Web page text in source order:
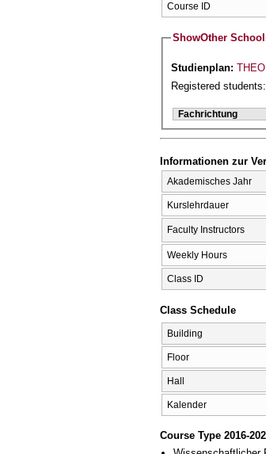
Course ID
ShowOther
Studienplan:
Registered
Fachrichtung
Informationen zur
Akademisches Jahr
Kurslehrdauer
Faculty Instructors
Weekly Hours
Class ID
Class Schedule
Building
Floor
Hall
Kalender
Course Type 2016-